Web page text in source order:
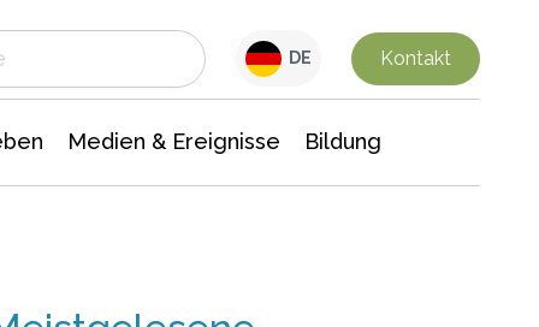
DE Kontakt
Medien & Ereignisse Bildung